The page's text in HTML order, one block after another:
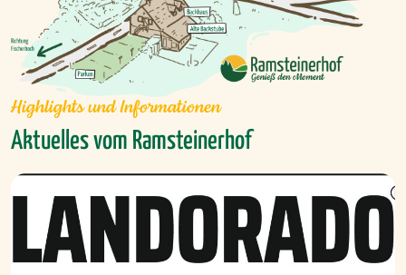
Highlights und Informationen
Aktuelles vom Ramsteinerhof